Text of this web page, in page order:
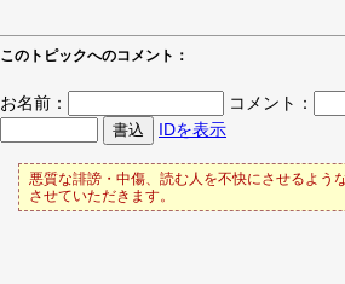
このトピックへのコメント：
お名前：
コメント：
IDを表示
悪質な誹謗・中傷、読む人を不快にさせるよう
させていただきます。